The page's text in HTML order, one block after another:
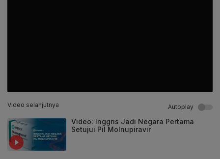
Video selanjutnya Autoplay
Video: Inggris Jadi Negara Pertama
Setujui Pil Molnupiravir